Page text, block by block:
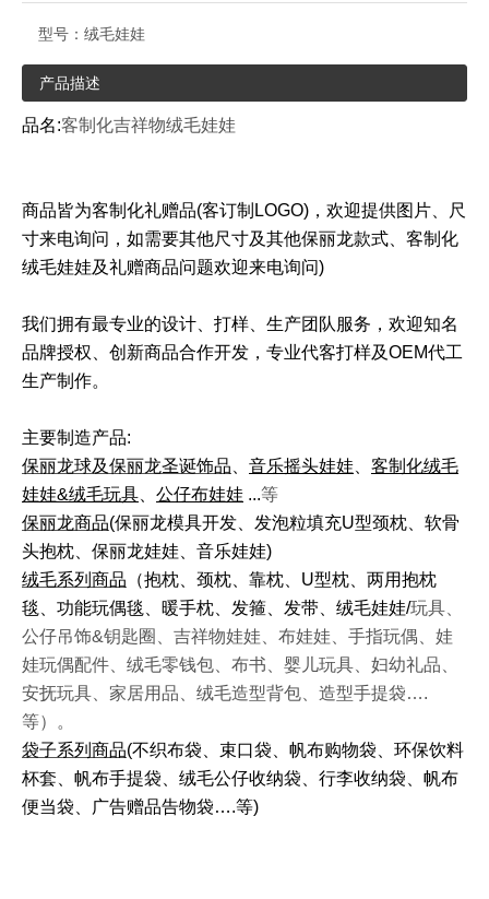
型号： 绒毛娃娃
产品描述
品名:客制化吉祥物绒毛娃娃
商品皆为客制化礼赠品(客订制LOGO)，欢迎提供图片、尺
寸来电询问，如需要其他尺寸及其他保丽龙款式、客制化
绒毛娃娃及礼赠商品问题欢迎来电询问)
我们拥有最专业的设计、打样、生产团队服务，欢迎知名
品牌授权、创新商品合作开发，专业代客打样及OEM代工
生产制作。
主要制造产品:
保丽龙球及保丽龙圣诞饰品
音乐摇头娃娃
客制化绒毛
娃娃&绒毛玩具
公仔布娃娃 ...等
保丽龙商品(保丽龙模具开发、发泡粒填充U型颈枕、软骨
头抱枕、保丽龙娃娃、音乐娃娃)
绒毛系列商品 （抱枕、颈枕、靠枕、U型枕、两用抱枕
毯、功能玩偶毯、暖手枕、发箍、发带、绒毛娃娃/玩具、
公仔吊饰&钥匙圈、吉祥物娃娃、布娃娃、手指玩偶、娃
娃玩偶配件、绒毛零钱包、布书、婴儿玩具、妇幼礼品、
安抚玩具、家居用品、绒毛造型背包、造型手提袋….
等）。
袋子系列商品(不织布袋、束口袋、帆布购物袋、环保饮料
杯套、帆布手提袋、绒毛公仔收纳袋、行李收纳袋、帆布
便当袋、广告赠品告物袋….等)